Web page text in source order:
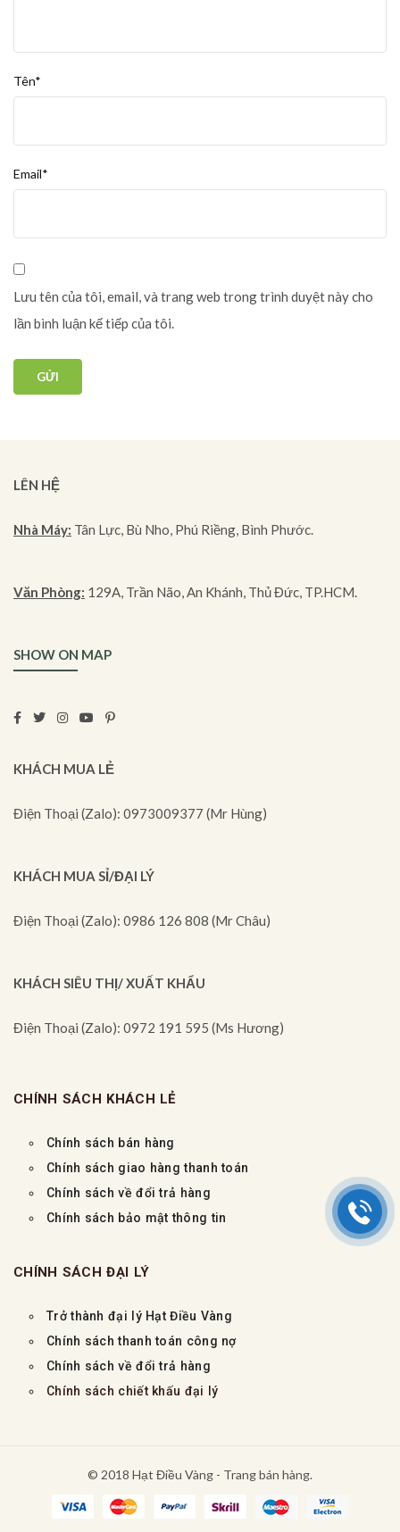
Tên*
Email*
Lưu tên của tôi, email, và trang web trong trình duyệt này cho
lần bình luận kế tiếp của tôi.
LÊN HỆ
Nhà Máy: Tân Lực, Bù Nho, Phú Riềng, Bình Phước.
Văn Phòng: 129A, Trần Não, An Khánh, Thủ Đức, TP.HCM.
SHOW ON MAP
KHÁCH MUA LẺ
Điện Thoại (Zalo): 0973009377 (Mr Hùng)
KHÁCH MUA SỈ/ĐẠI LÝ
Điện Thoại (Zalo): 0986 126 808 (Mr Châu)
KHÁCH SIÊU THỊ/ XUẤT KHẨU
Điện Thoại (Zalo): 0972 191 595 (Ms Hương)
CHÍNH SÁCH KHÁCH LẺ
Chính sách bán hàng
Chính sách giao hàng thanh toán
Chính sách về đổi trả hàng
Chính sách bảo mật thông tin
CHÍNH SÁCH ĐẠI LÝ
Trở thành đại lý Hạt Điều Vàng
Chính sách thanh toán công nợ
Chính sách về đổi trả hàng
Chính sách chiết khấu đại lý
© 2018 Hạt Điều Vàng - Trang bán hàng.